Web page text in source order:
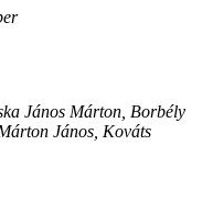
János Márton, Borbély
János, Kováts